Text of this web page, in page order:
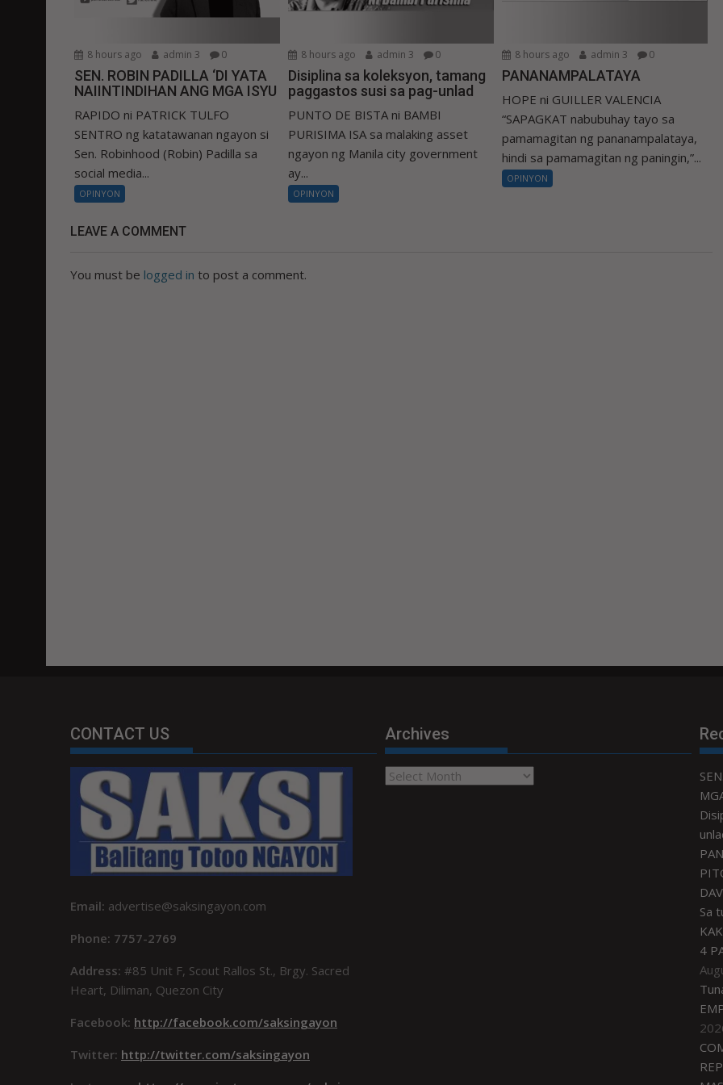
8 hours ago admin 3 0
SEN. ROBIN PADILLA ‘DI YATA
NAIINTINDIHAN ANG MGA ISYU
RAPIDO ni PATRICK TULFO
SENTRO ng katatawanan ngayon si
Sen. Robinhood (Robin) Padilla sa
social media...
OPINYON
8 hours ago admin 3 0
Disiplina sa koleksyon, tamang
paggastos susi sa pag-unlad
PUNTO DE BISTA ni BAMBI
PURISIMA ISA sa malaking asset
ngayon ng Manila city government
ay...
OPINYON
8 hours ago admin 3 0
PANANAMPALATAYA
HOPE ni GUILLER VALENCIA
“SAPAGKAT nabubuhay tayo sa
pamamagitan ng pananampalataya,
hindi sa pamamagitan ng paningin,”...
OPINYON
LEAVE A COMMENT
You must be logged in to post a comment.
CONTACT US
Email: advertise@saksingayon.com
Phone: 7757-2769
Address: #85 Unit F, Scout Rallos St., Brgy. Sacred
Heart, Diliman, Quezon City
Facebook: http://facebook.com/saksingayon
Twitter: http://twitter.com/saksingayon
Archives
Archives
Sa
4